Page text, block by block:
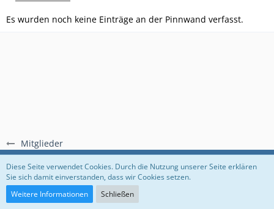
Mitglieder
Es wurden noch keine Einträge an der Pinnwand verfasst.
Regeln Datenschutzerklärung Impressum
Community-Software:
Diese Seite verwendet Cookies. Durch die Nutzung unserer Seite erklären
Sie sich damit einverstanden, dass wir Cookies setzen.
Weitere Informationen
Schließen